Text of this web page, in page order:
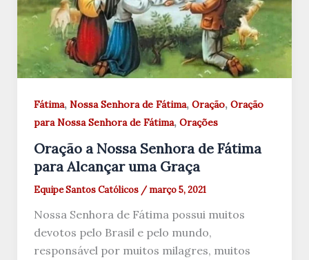
Fátima, Nossa Senhora de Fátima, Oração, Oração
para Nossa Senhora de Fátima, Orações
Oração a Nossa Senhora de Fátima
para Alcançar uma Graça
Equipe Santos Católicos / março 5, 2021
Nossa Senhora de Fátima possui muitos
devotos pelo Brasil e pelo mundo,
responsável por muitos milagres, muitos